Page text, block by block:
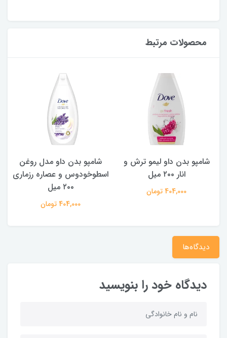
محصولات مرتبط
شامپو بدن داو لیمو ترش و
انار ۲۰۰ میل
404,000 تومان
شامپو بدن ‌داو مدل روغن
اسطوخودوس و عصاره رزماری
۲۰۰ میل
404,000 تومان
دیدگاه‌ها
دیدگاه خود را بنویسید